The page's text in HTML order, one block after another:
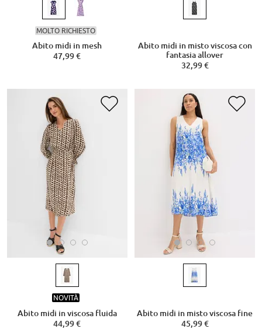
MOLTO RICHIESTO
Abito midi in mesh
47,99 €
Abito midi in misto viscosa con
fantasia allover
32,99 €
NOVITÀ
Abito midi in viscosa fluida
44,99 €
Abito midi in misto viscosa fine
45,99 €